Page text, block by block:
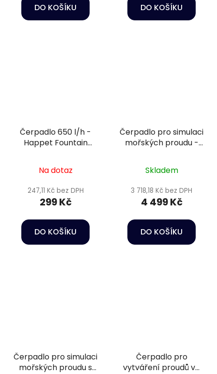
DO KOŠÍKU DO KOŠÍKU
Čerpadlo 650 l/h -
Happet Fountain
Na dotaz
247,11 Kč bez DPH
299 Kč
DO KOŠÍKU
Čerpadlo pro simulaci
mořských proudu -
Skladem
3 718,18 Kč bez DPH
4 499 Kč
DO KOŠÍKU
Čerpadlo pro simulaci
mořských proudu s
Čerpadlo pro
vytváření proudů ve